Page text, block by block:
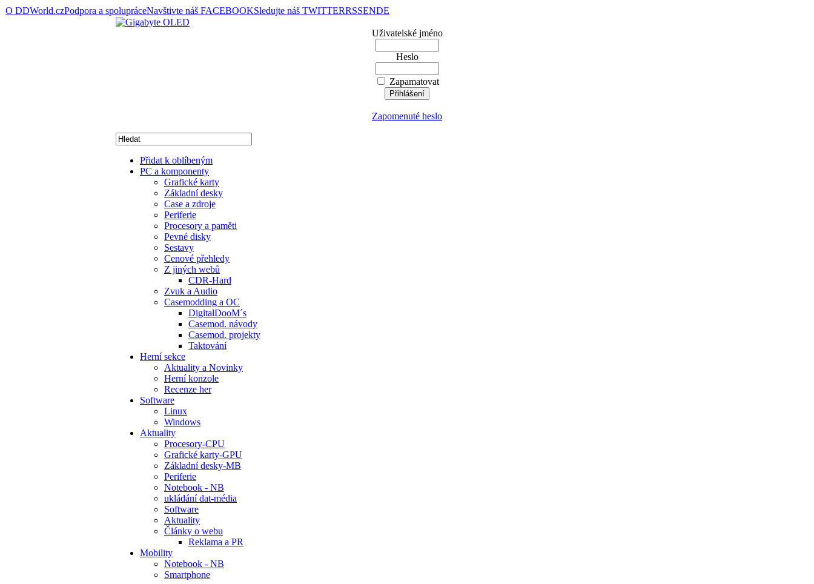
O DDWorld.czPodpora a spolupráceNavštivte náš FACEBOOKSledujte náš TWITTERRSSENDE
Uživatelské jméno
Heslo
Zapamatovat
Zapomenuté heslo
Přidat k oblíbeným
PC a komponenty
Grafické karty
Základní desky
Case a zdroje
Periferie
Procesory a paměti
Pevné disky
Sestavy
Cenové přehledy
Z jiných webů
CDR-Hard
Zvuk a Audio
Casemodding a OC
DigitalDooM´s
Casemod. návody
Casemod. projekty
Taktování
Herní sekce
Aktuality a Novinky
Herní konzole
Recenze her
Software
Linux
Windows
Aktuality
Procesory-CPU
Grafické karty-GPU
Základní desky-MB
Periferie
Notebook - NB
ukládání dat-média
Software
Aktuality
Články o webu
Reklama a PR
Mobility
Notebook - NB
Smartphone